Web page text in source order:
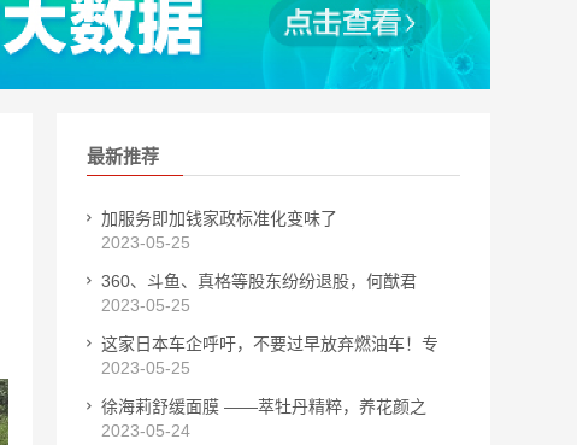
最新推荐
加服务即加钱家政标准化变味了
2023-05-25
360、斗鱼、真格等股东纷纷退股，何猷君
2023-05-25
这家日本车企呼吁，不要过早放弃燃油车！专
2023-05-25
徐海莉舒缓面膜 ——萃牡丹精粹，养花颜之
2023-05-24